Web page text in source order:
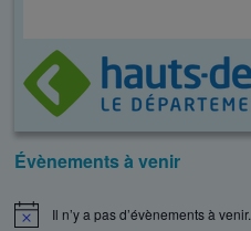
Évènements à venir
N
Il n’y a pas d’évènements à venir.